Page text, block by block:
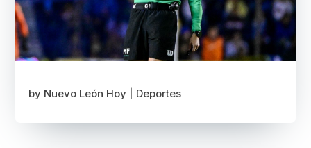
by Nuevo León Hoy Deportes